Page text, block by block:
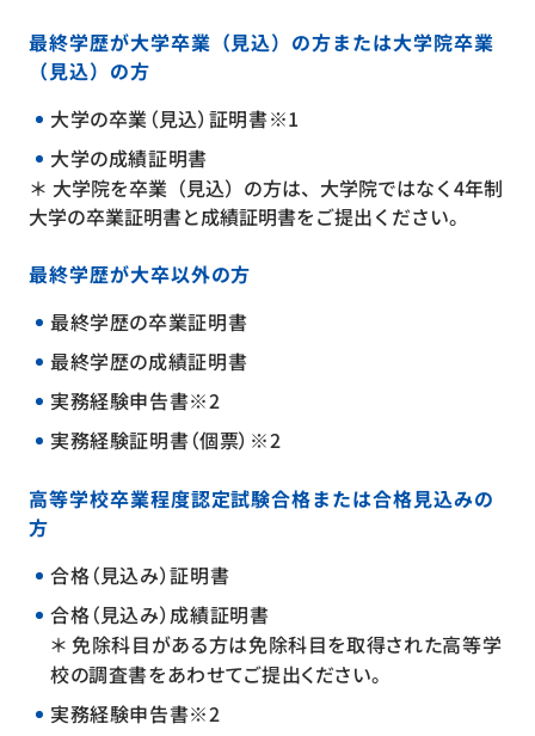
最終学歴が大学卒業（見込）の方または大学院卒業
（見込）の方
大学の卒業（見込）証明書※1
大学の成績証明書
＊ 大学院を卒業（見込）の方は、大学院ではなく4年制
大学の卒業証明書と成績証明書をご提出ください。
最終学歴が大卒以外の方
最終学歴の卒業証明書
最終学歴の成績証明書
実務経験申告書※2
実務経験証明書（個票）※2
高等学校卒業程度認定試験合格または合格見込みの
方
合格（見込み）証明書
合格（見込み）成績証明書
＊ 免除科目がある方は免除科目を取得された高等学
校の調査書をあわせてご提出ください。
実務経験申告書※2